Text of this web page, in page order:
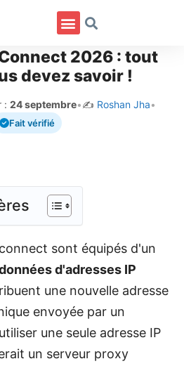
2026 : tout
devez savoir !
: 24 septembre•✍️ Roshan Jha•
Fait vérifié
sont équipés d'un
d'adresses IP
une nouvelle adresse
envoyée par un
une seule adresse IP
un serveur proxy